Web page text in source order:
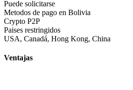
Puede solicitarse
Metodos de pago en Bolivia
Crypto P2P
Paises restringidos
USA, Canadá, Hong Kong, China
Ventajas